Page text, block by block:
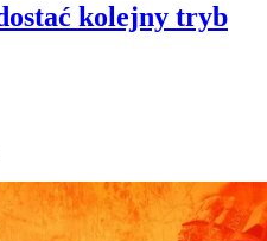
kolejny tryb